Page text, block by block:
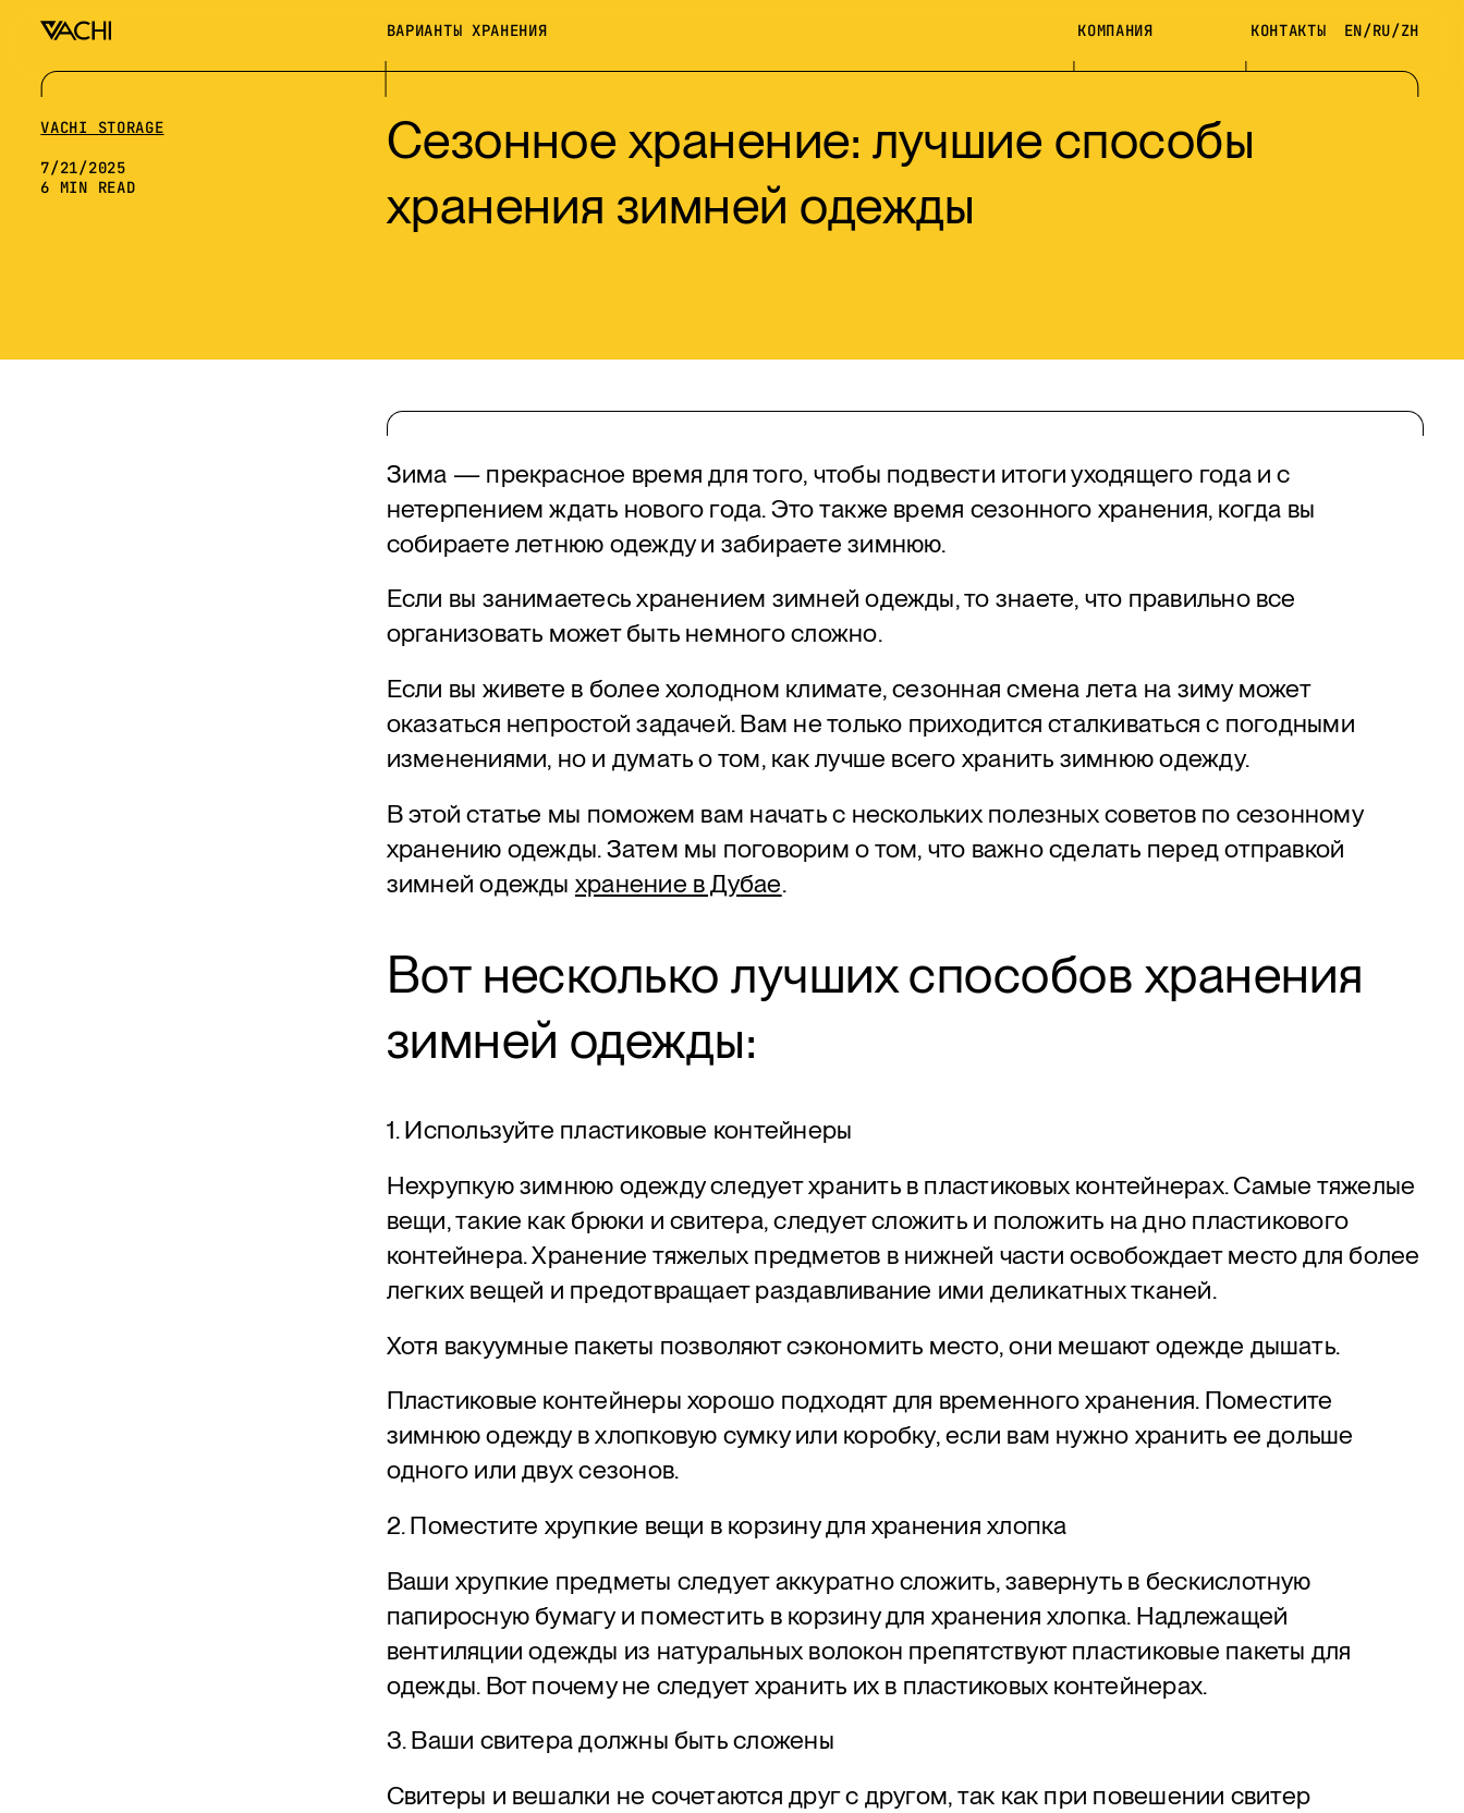
ВАРИАНТЫ ХРАНЕНИЯ КОМПАНИЯ КОНТАКТЫ EN/RU/ZH
VACHI STORAGE
7/21/2025
6 MIN READ
Сезонное хранение: лучшие способы
хранения зимней одежды
Зима — прекрасное время для того, чтобы подвести итоги уходящего года и с
нетерпением ждать нового года. Это также время сезонного хранения, когда вы
собираете летнюю одежду и забираете зимнюю.
Если вы занимаетесь хранением зимней одежды, то знаете, что правильно все
организовать может быть немного сложно.
Если вы живете в более холодном климате, сезонная смена лета на зиму может
оказаться непростой задачей. Вам не только приходится сталкиваться с погодными
изменениями, но и думать о том, как лучше всего хранить зимнюю одежду.
В этой статье мы поможем вам начать с нескольких полезных советов по сезонному
хранению одежды. Затем мы поговорим о том, что важно сделать перед отправкой
зимней одежды хранение в Дубае.
Вот несколько лучших способов хранения
зимней одежды:
1. Используйте пластиковые контейнеры
Нехрупкую зимнюю одежду следует хранить в пластиковых контейнерах. Самые тяжелые
вещи, такие как брюки и свитера, следует сложить и положить на дно пластикового
контейнера. Хранение тяжелых предметов в нижней части освобождает место для более
легких вещей и предотвращает раздавливание ими деликатных тканей.
Хотя вакуумные пакеты позволяют сэкономить место, они мешают одежде дышать.
Пластиковые контейнеры хорошо подходят для временного хранения. Поместите
зимнюю одежду в хлопковую сумку или коробку, если вам нужно хранить ее дольше
одного или двух сезонов.
2. Поместите хрупкие вещи в корзину для хранения хлопка
Ваши хрупкие предметы следует аккуратно сложить, завернуть в бескислотную
папиросную бумагу и поместить в корзину для хранения хлопка. Надлежащей
вентиляции одежды из натуральных волокон препятствуют пластиковые пакеты для
одежды. Вот почему не следует хранить их в пластиковых контейнерах.
3. Ваши свитера должны быть сложены
Свитеры и вешалки не сочетаются друг с другом, так как при повешении свитер